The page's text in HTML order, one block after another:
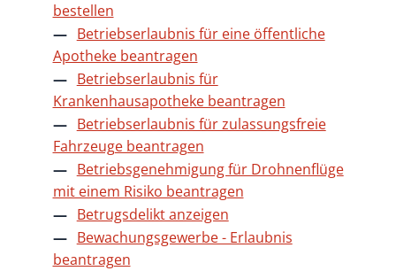
bestellen
Betriebserlaubnis für eine öffentliche
Apotheke beantragen
Betriebserlaubnis für
Krankenhausapotheke beantragen
Betriebserlaubnis für zulassungsfreie
Fahrzeuge beantragen
Betriebsgenehmigung für Drohnenflüge
mit einem Risiko beantragen
Betrugsdelikt anzeigen
Bewachungsgewerbe - Erlaubnis
beantragen